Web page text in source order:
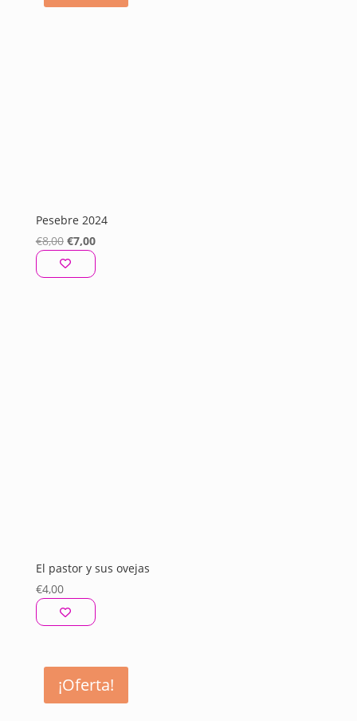
Pesebre 2024
€8,00 El
precio
original
€7,00El
precio
actual
El pastor y sus ovejas
€4,00
¡Oferta!